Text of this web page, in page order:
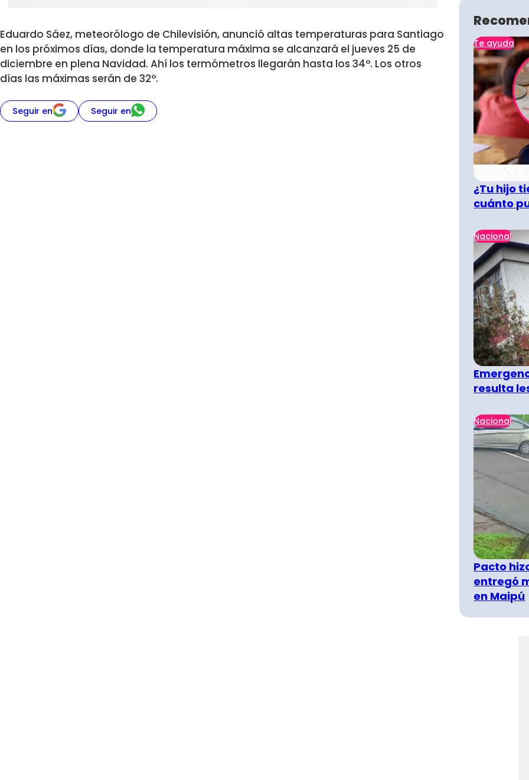
Eduardo Sáez, meteorólogo de Chilevisión, anunció altas temperaturas para Santiago
en los próximos días, donde la temperatura máxima se alcanzará el jueves 25 de
diciembre en plena Navidad. Ahí los termómetros llegarán hasta los 34°. Los otros
días las máximas serán de 32°.
Seguir en Seguir en
Te ayuda
¿Tu hijo
cuánto
Nacional
resulta
Nacional
Pacto
entregó
en Maipú